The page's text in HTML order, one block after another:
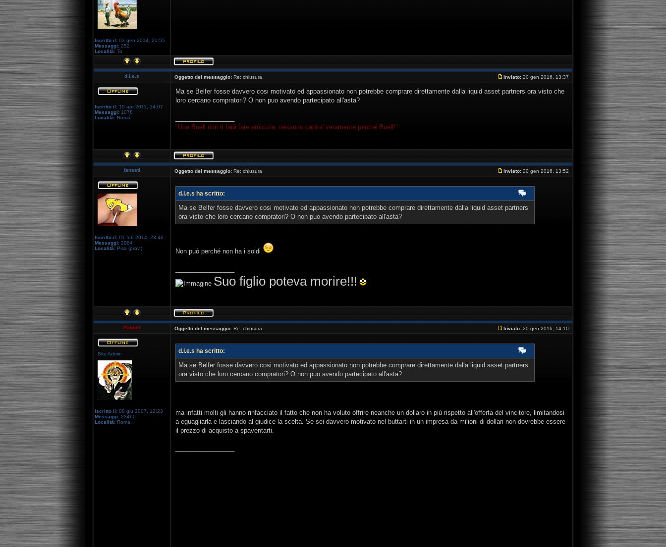
Iscritto il: 03 gen 2014, 21:55
Messaggi: 252
Località: To
d.i.e.s Oggetto del messaggio: Re: chiusura Inviato: 20 gen 2016, 13:37
Iscritto il: 19 apr 2011, 14:07
Messaggi: 1078
Località: Roma
Ma se Belfer fosse davvero cosi motivato ed appassionato non potrebbe comprare direttamente dalla liquid asset partners ora visto che
loro cercano compratori? O non puo avendo partecipato all'asta?
"Una Buell non ti farà fare amicizia, nessuno capira' veramente perché Buell!"
fanasti Oggetto del messaggio: Re: chiusura Inviato: 20 gen 2016, 13:52
Iscritto il: 01 feb 2014, 23:46
Messaggi: 2984
Località: Pisa (prov.)
d.i.e.s ha scritto:
Ma se Belfer fosse davvero cosi motivato ed appassionato non potrebbe comprare direttamente dalla liquid asset partners
ora visto che loro cercano compratori? O non puo avendo partecipato all'asta?
Non può perché non ha i soldi
Suo figlio poteva morire!!!
Palmer Oggetto del messaggio: Re: chiusura Inviato: 20 gen 2016, 14:10
Site Admin
Iscritto il: 08 giu 2007, 12:23
Messaggi: 23460
Località: Roma.
d.i.e.s ha scritto:
Ma se Belfer fosse davvero cosi motivato ed appassionato non potrebbe comprare direttamente dalla liquid asset partners
ora visto che loro cercano compratori? O non puo avendo partecipato all'asta?
ma infatti molti gli hanno rinfacciato il fatto che non ha voluto offrire neanche un dollaro in più rispetto all'offerta del vincitore, limitandosi
a eguagliarla e lasciando al giudice la scelta. Se sei davvero motivato nel buttarti in un impresa da milioni di dollari non dovrebbe essere
il prezzo di acquisto a spaventarti.